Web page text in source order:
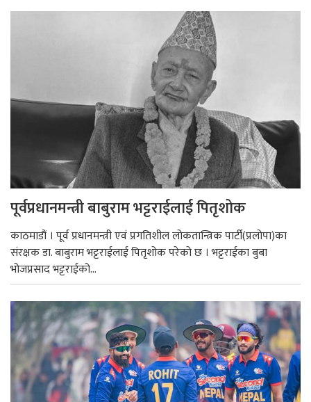
पूर्वप्रधानमन्त्री बाबुराम भट्टराईलाई पितृशोक
काठमाडौं । पूर्व प्रधानमन्त्री एवं प्रगतिशील लोकतान्त्रिक पार्टी(प्रलोपा)का
संरक्षक डा. बाबुराम भट्टराईलाई पितृशोक परेको छ । भट्टराईका बुबा
भोजप्रसाद भट्टराईको...